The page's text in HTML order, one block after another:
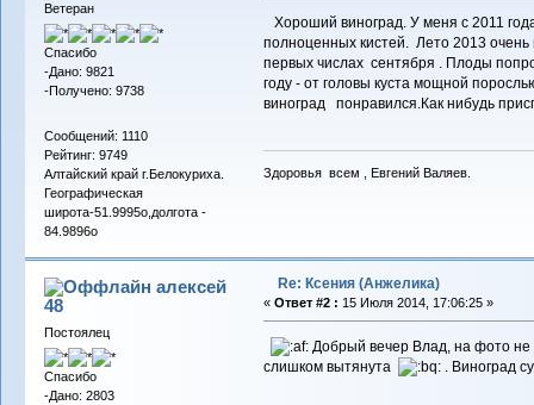
Ветеран
Спасибо
-Дано: 9821
-Получено: 9738
Сообщений: 1110
Рейтинг: 9749
Алтайский край г.Белокуриха.
Географическая
широта-51.9995о,долгота -
84.9896о
Хороший виноград. У меня с 2011
полноценных кистей. Лето 2013
первых числах сентября . Плоды
году - от головы куста мощной
виноград понравился.Как нибудь
Здоровья всем , Евгений Валяев.
алексей
48
Постоялец
Спасибо
-Дано: 2803
Re: Ксения (Анжелика)
« Ответ #2 : 15 Июля 2014, 17:06:25 »
Добрый вечер Влад, на фото не
слишком вытянута
. Виноград